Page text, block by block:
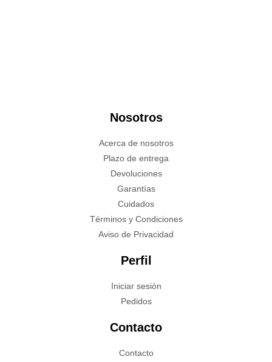
Nosotros
Acerca de nosotros
Plazo de entrega
Devoluciones
Garantías
Cuidados
Términos y Condiciones
Aviso de Privacidad
Perfil
Iniciar sesión
Pedidos
Contacto
Contacto